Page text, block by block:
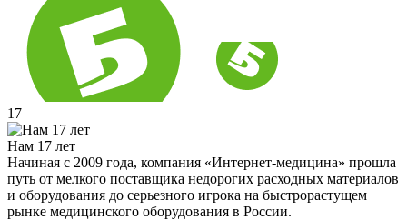
17
Нам 17 лет
Начиная с 2009 года, компания «Интернет-медицина» прошла
путь от мелкого поставщика недорогих расходных материалов
и оборудования до серьезного игрока на быстрорастущем
рынке медицинского оборудования в России.